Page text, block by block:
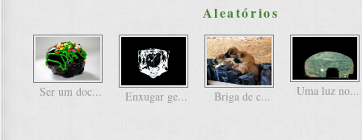
Aleatórios
Ser um doc... Enxugar ge... Briga de c... Uma luz no...